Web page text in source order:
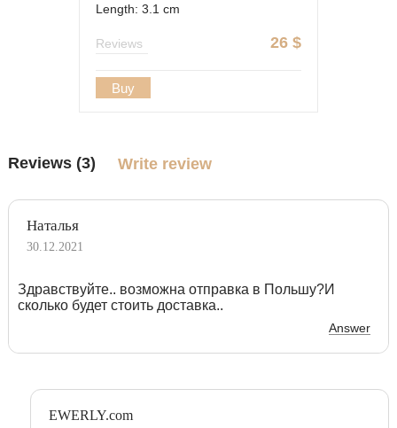
Length: 3.1 cm
26 $
Reviews
Buy
Reviews (3) Write review
Наталья
30.12.2021
Здравствуйте.. возможна отправка в Польшу?И
сколько будет стоить доставка..
Answer
EWERLY.com